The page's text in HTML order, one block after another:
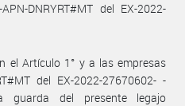
DNRYRT#MT del EX-2022-
el Artículo 1° y a las empresas
del EX-2022-27670602- -
guarda del presente legajo